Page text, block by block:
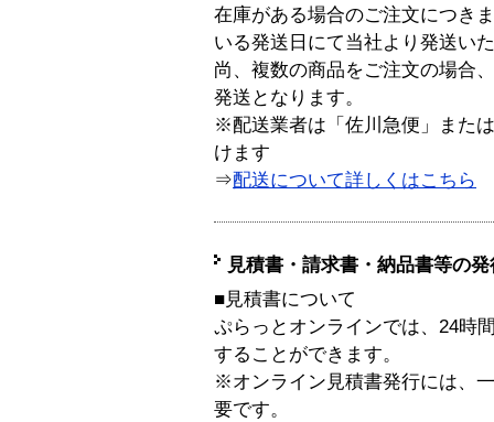
在庫がある場合のご注文につき
いる発送日にて当社より発送い
尚、複数の商品をご注文の場合
発送となります。
※配送業者は「佐川急便」また
けます
⇒配送について詳しくはこちら
見積書・請求書・納品書等の
■見積書について
ぷらっとオンラインでは、24時
することができます。
※オンライン見積書発行には、
要です。